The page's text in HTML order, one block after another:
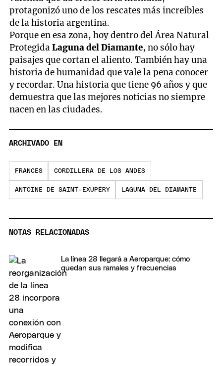
protagonizó uno de los rescates más increíbles
de la historia argentina.
Porque en esa zona, hoy dentro del Área Natural
ProtegidaLaguna del Diamante, no sólo hay
paisajes que cortan el aliento. También hay una
historia de humanidad que vale la pena conocer
y recordar. Una historia que tiene 96 años y que
demuestra que las mejores noticias no siempre
nacen en las ciudades.
ARCHIVADO EN
FRANCES CORDILLERA DE LOS ANDES
ANTOINE DE SAINT-EXUPÉRY LAGUNA DEL DIAMANTE
NOTAS RELACIONADAS
La línea 28 llegará a Aeroparque: cómo
quedan sus ramales y frecuencias